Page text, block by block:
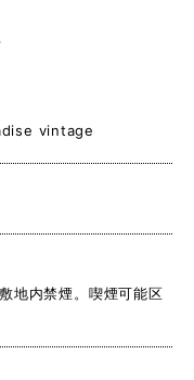
vintage
地内禁煙。喫煙可能区